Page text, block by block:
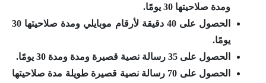
ومدة صلاحيتها 30 يومًا.
الحصول على 40 دقيقة لأرقام موبايلي ومدة صلاحيتها 30
يومًا.
الحصول على 35 رسالة نصية قصيرة ومدة ومدة 30 يومًا.
الحصول على 70 رسالة نصية قصيرة طويلة مدة صلاحيتها